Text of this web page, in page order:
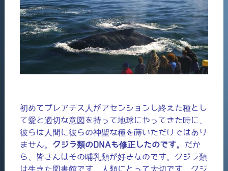
初めてプレアデス人がアセンションし終えた種とし
て愛と適切な意図を持って地球にやってきた時に、
彼らは人間に彼らの神聖な種を蒔いただけではあり
ません。 クジラ類のDNAも修正したのです。 だか
ら、皆さんはその哺乳類が好きなのです。クジラ類
は生きた図書館です。人類にとって大切です。クジ